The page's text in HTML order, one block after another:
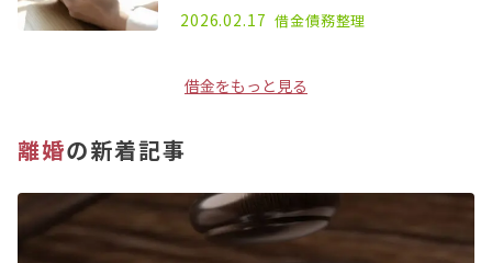
2026.02.17 借金債務整理
借金をもっと見る
離婚の新着記事